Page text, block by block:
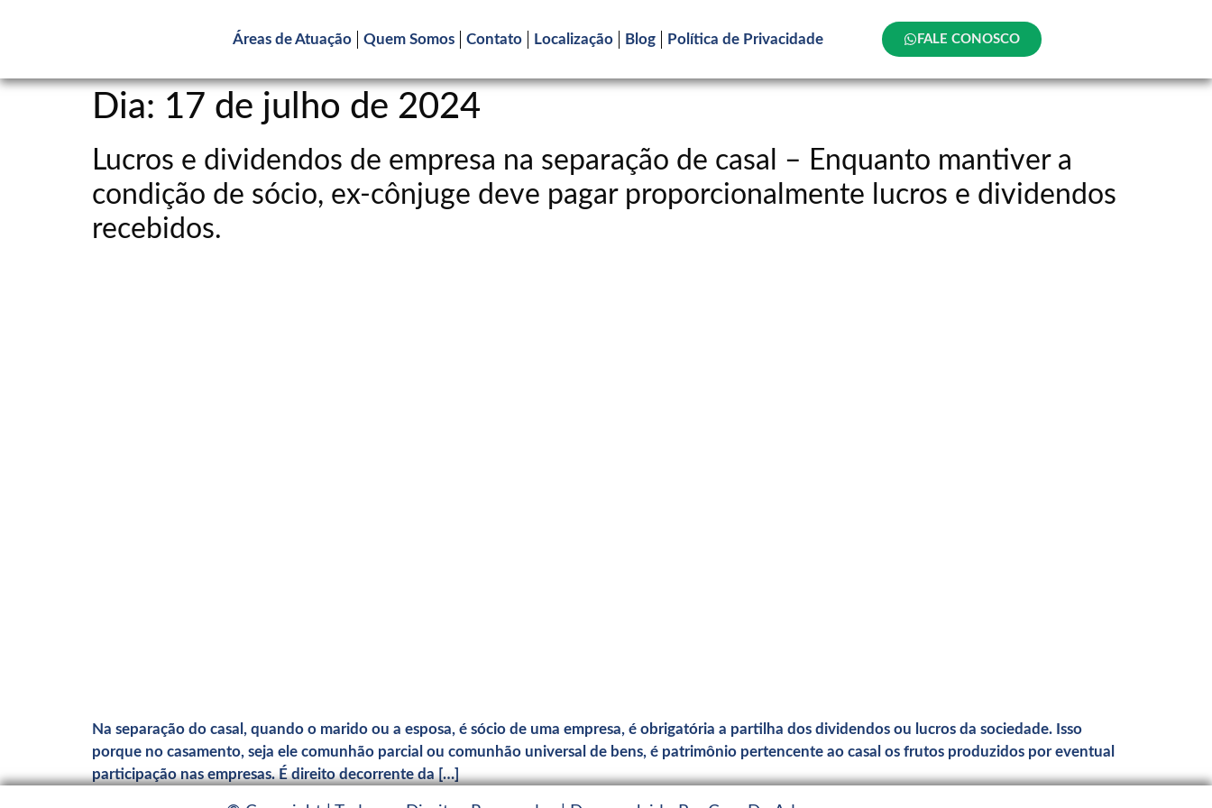
Áreas de Atuação Quem Somos Contato Localização Blog Política de Privacidade FALE CONOSCO
Dia: 17 de julho de 2024
Lucros e dividendos de empresa na separação de casal – Enquanto mantiver a
condição de sócio, ex-cônjuge deve pagar proporcionalmente lucros e dividendos
recebidos.
Na separação do casal, quando o marido ou a esposa, é sócio de uma empresa, é obrigatória a partilha dos dividendos ou lucros da sociedade. Isso
porque no casamento, seja ele comunhão parcial ou comunhão universal de bens, é patrimônio pertencente ao casal os frutos produzidos por eventual
participação nas empresas. É direito decorrente da […]